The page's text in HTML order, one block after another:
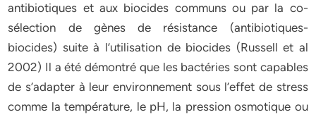
antibiotiques et aux biocides communs ou par la co-
sélection de gènes de résistance (antibiotiques-
biocides) suite à l’utilisation de biocides (Russell et al
2002) Il a été démontré que les bactéries sont capables
de s’adapter à leur environnement sous l’effet de stress
comme la température, le pH, la pression osmotique ou